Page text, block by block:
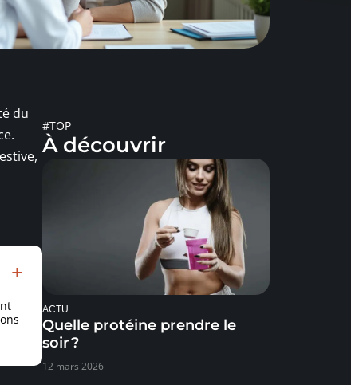
du
#TOP
À découvrir
ACTU
Quelle protéine prendre le
soir ?
12 mars 2026